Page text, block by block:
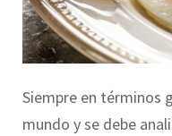
Siempre en términos
mundo y se debe